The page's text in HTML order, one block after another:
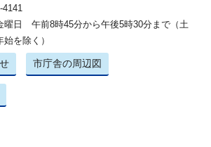
曜日 午前8時45分から午後5時30分まで（土
を除く）
市庁舎の周辺図